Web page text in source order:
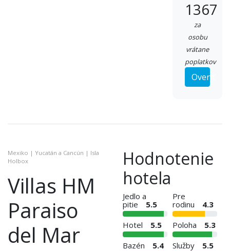
1367
za
osobu
vrátane
poplatkov
Overiť
Mexiko | Yucatán a Cancún | Isla
Holbox
Villas HM
Paraiso
del Mar
Hodnotenie
hotela
Jedlo a
pitie
5.5
Pre
rodinu
4.3
Hotel
5.5 Poloha
5.3
Bazén
5.4 Služby
5.5